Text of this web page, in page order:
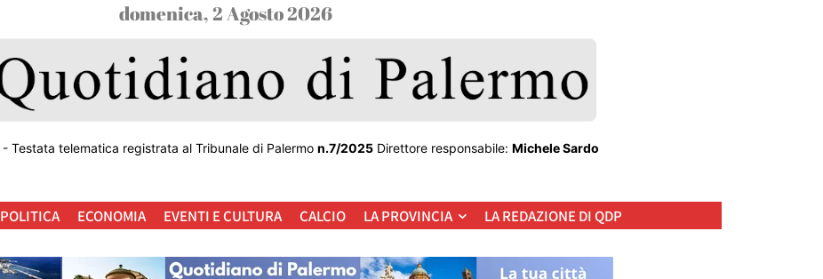
domenica, 2 Agosto 2026
- Testata telematica registrata al Tribunale di Palermo n.7/2025Direttore responsabile: Michele Sardo
POLITICA ECONOMIA EVENTI E CULTURA CALCIO LA PROVINCIA LA REDAZIONE DI QDP